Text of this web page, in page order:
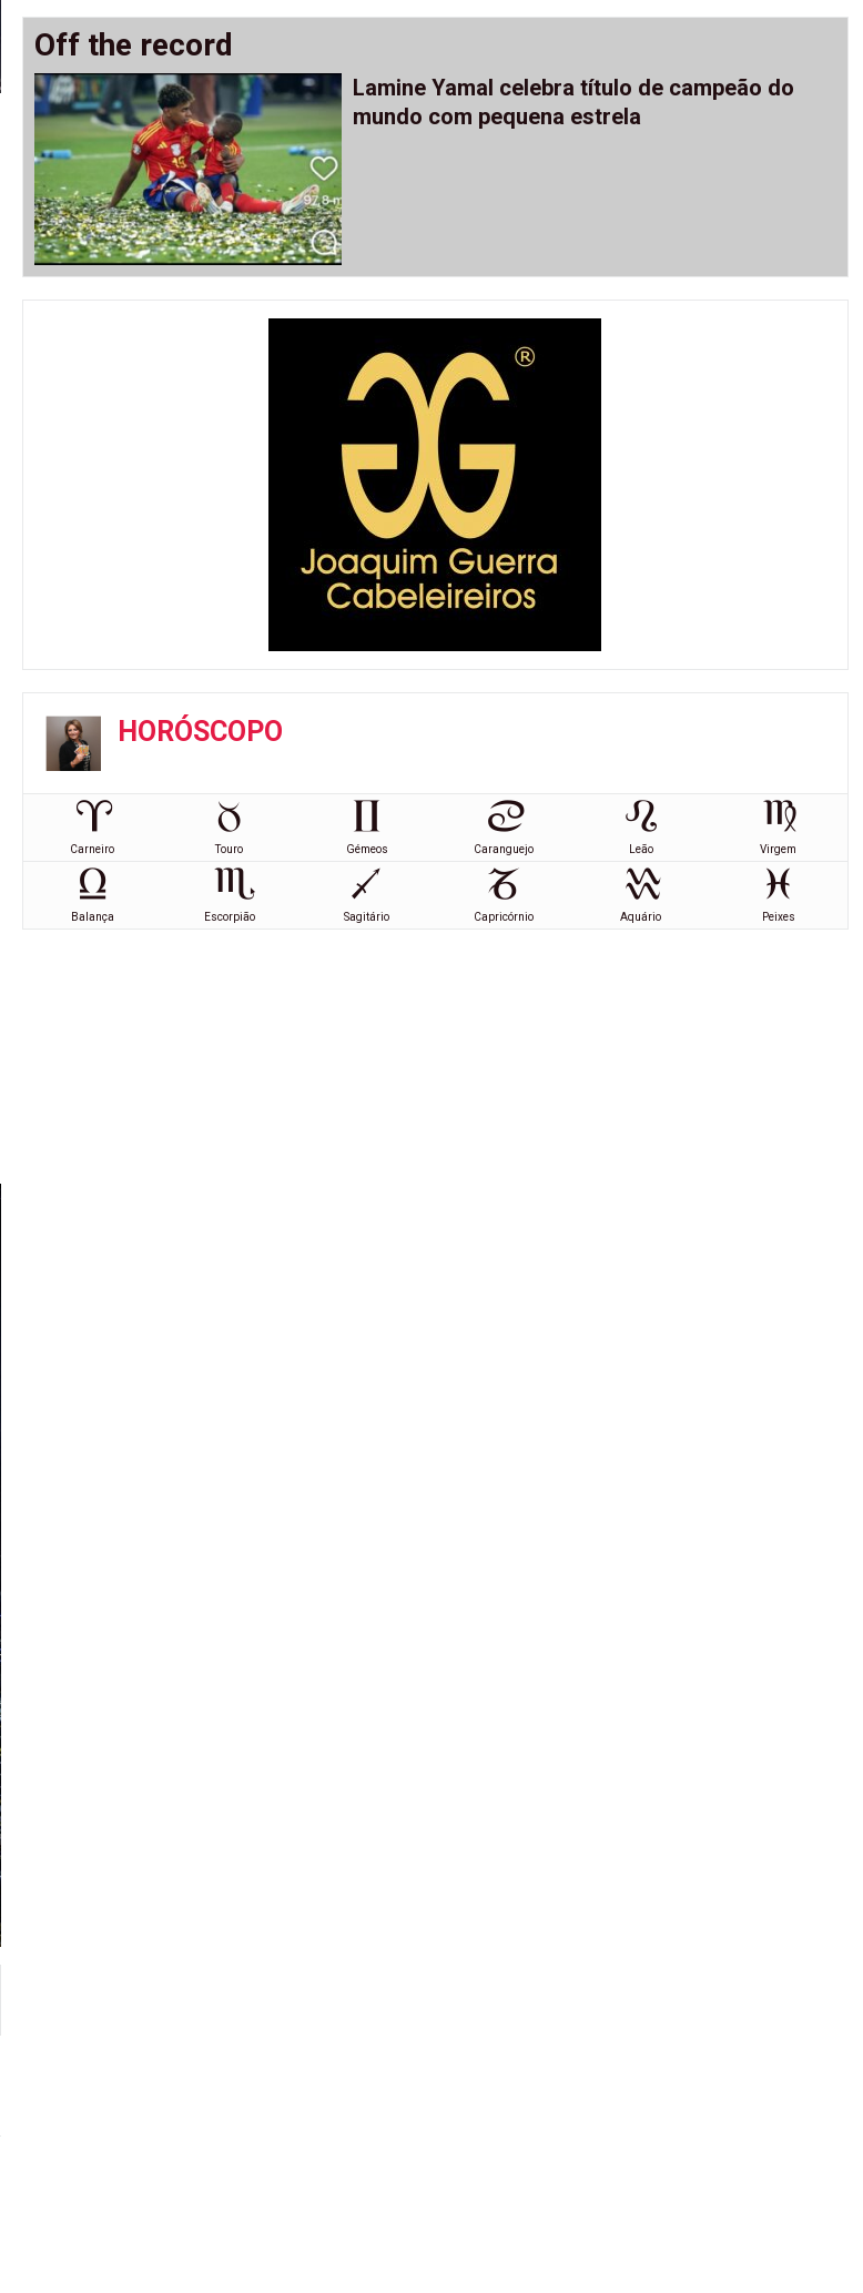
Off the record
Lamine Yamal celebra título de campeão do
mundo com pequena estrela
HORÓSCOPO
Carneiro Touro Gémeos Caranguejo Leão Virgem
Balança Escorpião Sagitário Capricórnio Aquário Peixes